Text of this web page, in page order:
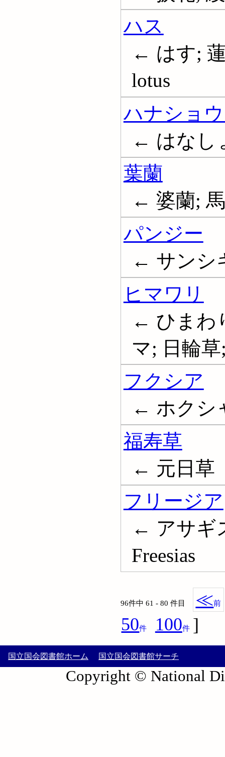
ハス
← はす;
lotus
ハナショ
← はなし
葉蘭
← 婆蘭;
パンジー
← サンシ
ヒマワリ
← ひまわ
マ; 日輪草
フクシア
← ホクシ
福寿草
← 元日草
フリージア
← アサギ
Freesias
96件中 61 - 80 件目 ≪前
50件 100件 ]
国立国会図書館ホーム 国立国会図書館サーチ
Copyright © National